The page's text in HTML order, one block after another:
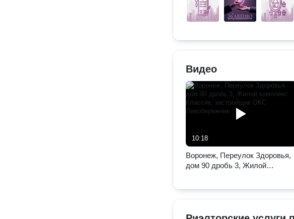
Видео
10:18
Воронеж, Переулок Здоровья,
дом 90 дробь 3, Жилой